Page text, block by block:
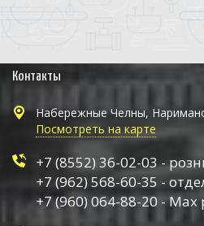
Контакты
Набережные Челны,
Посмотреть на карте
+7 (8552) 36-02-03 -
+7 (962) 568-60-35 -
+7 (960) 064-88-20 -